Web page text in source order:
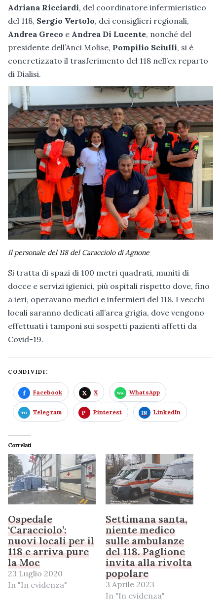
Adriana Ricciardi, del coordinatore infermieristico
del 118, Sergio Vertolo, dei consiglieri regionali,
Andrea Greco e Andrea Di Lucente, nonché del
presidente dell’Anci Molise, Pompilio Sciulli, si è
concretizzato il trasferimento del 118 nell’ex reparto
di Dialisi.
Il personale del 118 del Caracciolo di Agnone
Si tratta di spazi di 100 metri quadrati, muniti di
docce e servizi igienici, più ospitali rispetto dove, fino
a ieri, operavano medici e infermieri del 118. I vecchi
locali saranno dedicati all’area grigia, dove vengono
effettuati i tamponi sui sospetti pazienti affetti da
Covid-19.
CONDIVIDI:
Facebook X WhatsApp
Telegram Pinterest LinkedIn
Correlati
Ospedale
‘Caracciolo’:
nuovi locali per il
118 e arriva pure
la Moc
23 Luglio 2020
In "In evidenza"
Settimana santa,
niente medico
sulle ambulanze
del 118. Paglione
invita alla rivolta
popolare
3 Aprile 2023
In "In evidenza"